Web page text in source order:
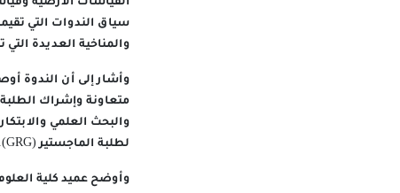
القياسات الأرضية
سياق الندوات التي
والمناخية العديدة
وأشار إلى أن الندوة
متعاونة وإشراك الطلبة
لطلبة الماجستير (GRG).
وأوضح عميد كلية